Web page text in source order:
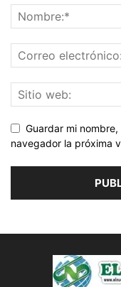
Guardar mi
navegador la próxima